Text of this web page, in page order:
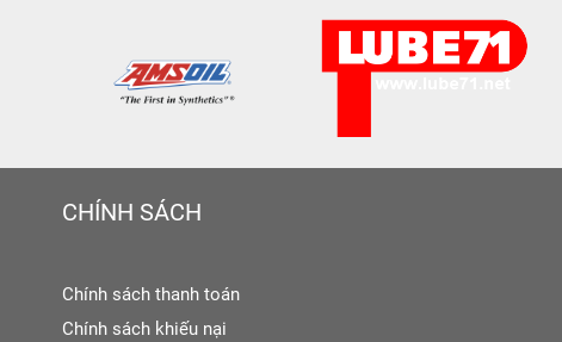
CHÍNH SÁCH
Chính sách thanh toán
Chính sách khiếu nại